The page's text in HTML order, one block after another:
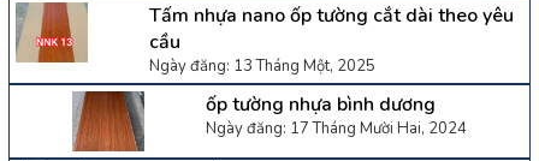
Tấm nhựa nano ốp tường cắt dài theo yêu
cầu
Ngày đăng: 13 Tháng Một, 2025
ốp tường nhựa bình dương
Ngày đăng: 17 Tháng Mười Hai, 2024